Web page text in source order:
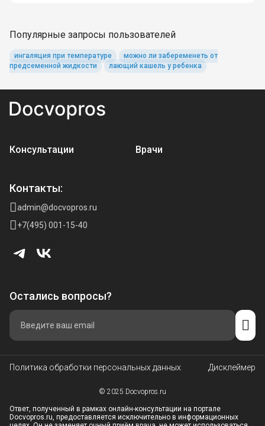
Популярные запросы пользователей
ингаляция при температуре
можно ли забеременеть от
предсеменной жидкости
лающий кашель у ребенка
Консультации Врачи
Контакты:
admin@docvopros.ru
+7(495) 001-15-40
Остались вопросы?
Политика обработки персональных данных Дисклеймер
© 2025 Docvopros.ru
Ответ, полученный в рамках онлайн-консультации на портале
Docvopros.ru, предоставляется исключительно в информационных